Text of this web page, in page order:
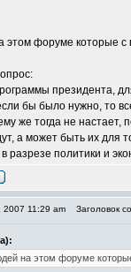
этом форуме которые
президента,
бы было нужно, то
же тогда не
а может быть их для
разрезе политики и
11:29 am Заголовок
на этом форуме